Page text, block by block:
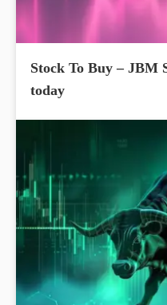
Stock To Buy – JBM
today